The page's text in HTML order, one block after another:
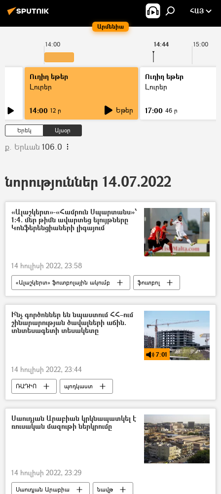
Արմենիա
ՀԱՅ
14:00 15:00
14:44
Ուղիղ եթեր
Լուրեր
14:00 12 ր Եթեր
Ուղիղ եթեր
Լուրեր
17:00 46 ր
Երեկ Այսօր
ք. Երևան 106.0
նորություններ 14.07.2022
«Ալաշկերտ»-«Համրուն Սպարտանս»՝
1:4. մեր թիմն ավարտեց ելույթները
Կոնֆերենցիաների լիգայում
14 հուլիսի 2022, 23:58
«Ալաշկերտ» ֆուտբոլային ակումբ
ֆուտբոլ
Պարտություն
Հայաստան
Ի՞նչ գործոններ են նպաստում ՀՀ–ում
շինարարության ծավալների աճին.
տնտեսագետի տեսակետը
7:01
14 հուլիսի 2022, 23:44
ՌԱԴԻՈ
պոդկաստ
շինարարություն
Հայաստան
Սաուդյան Արաբիան կրկնապատկել է
ռուսական մազութի ներկրումը
14 հուլիսի 2022, 23:29
Սաուդյան Արաբիա
նավթ